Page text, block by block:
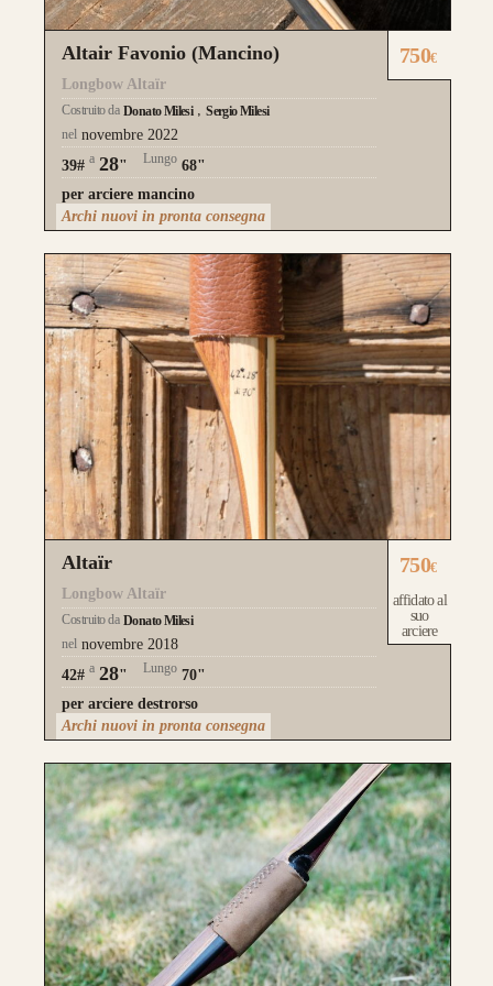
l’estetica risulta più pulita.
da 750€
Guarda alcuni degli archi già
realizzati su misura
Altair Favonio (Mancino)
Longbow Altaïr
Costruito da Donato Milesi
Sergio Milesi
nel novembre 2022
39# a 28" Lungo 68"
per arciere mancino
750€
Archi nuovi in pronta consegna
Altaïr
Longbow Altaïr
Costruito da Donato Milesi
nel novembre 2018
42# a 28" Lungo 70"
per arciere destrorso
750€
affidato al
suo
arciere
Archi nuovi in pronta consegna